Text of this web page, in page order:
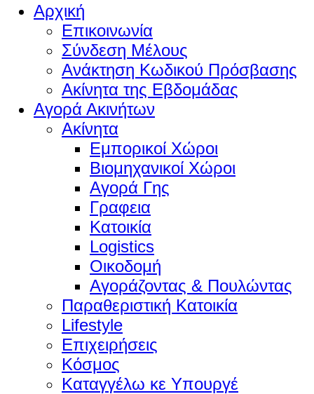
Αρχική
Επικοινωνία
Σύνδεση Μέλους
Ανάκτηση Κωδικού Πρόσβασης
Ακίνητα της Εβδομάδας
Αγορά Ακινήτων
Ακίνητα
Εμπορικοί Χώροι
Βιομηχανικοί Χώροι
Αγορά Γης
Γραφεια
Κατοικία
Logistics
Οικοδομή
Αγοράζοντας & Πουλώντας
Παραθεριστική Κατοικία
Lifestyle
Επιχειρήσεις
Κόσμος
Καταγγέλω κε Υπουργέ